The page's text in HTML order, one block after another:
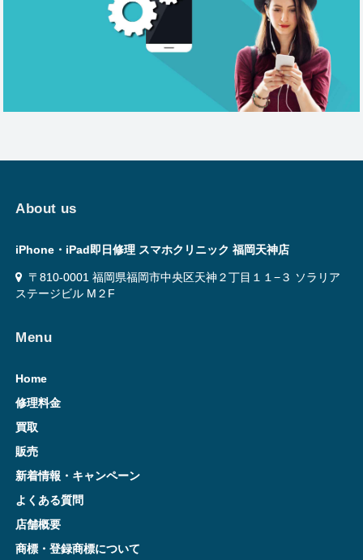
About us
iPhone・iPad即日修理 スマホクリニック 福岡天神店
〒810-0001 福岡県福岡市中央区天神２丁目１１−３ ソラリア
ステージビル M２F
Menu
Home
修理料金
買取
販売
新着情報・キャンペーン
よくある質問
店舗概要
商標・登録商標について